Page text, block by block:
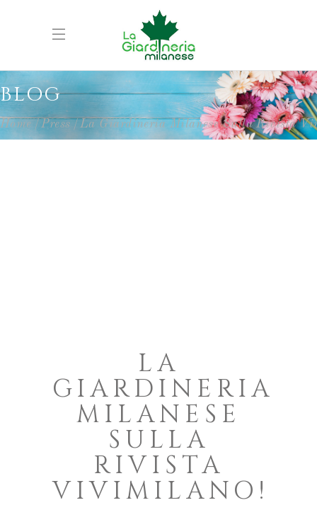
BLOG
Home Press La Giardineria Milanese Sulla Rivista
LA
GIARDINERIA
MILANESE
SULLA
RIVISTA
VIVIMILANO!